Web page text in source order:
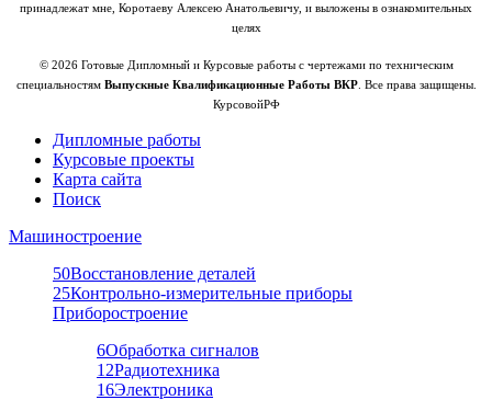
принадлежат мне, Коротаеву Алексею Анатольевичу, и выложены в ознакомительных
целях
© 2026 Готовые Дипломный и Курсовые работы с чертежами по техническим
специальностям Выпускные Квалификационные Работы ВКР. Все права защищены.
КурсовойРФ
Дипломные работы
Курсовые проекты
Карта сайта
Поиск
Машиностроение
50Восстановление деталей
25Контрольно-измерительные приборы
Приборостроение
6Обработка сигналов
12Радиотехника
16Электроника